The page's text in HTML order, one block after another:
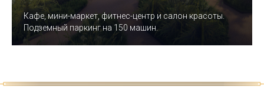
Кафе, мини-маркет, фитнес-центр и салон красоты.
Подземный паркинг на 150 машин.